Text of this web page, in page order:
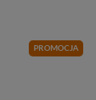
PROMOCJA